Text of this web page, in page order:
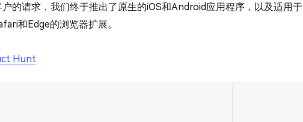
户的请求，我们终于推出了原生的iOS和Android应用程序，以及适用于
和Edge的浏览器扩展。
Hunt